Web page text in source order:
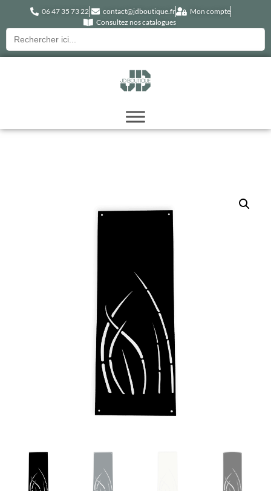
06 47 35 73 22 contact@jdboutique.fr
Mon compte
Consultez nos catalogues
Recherche
pour :